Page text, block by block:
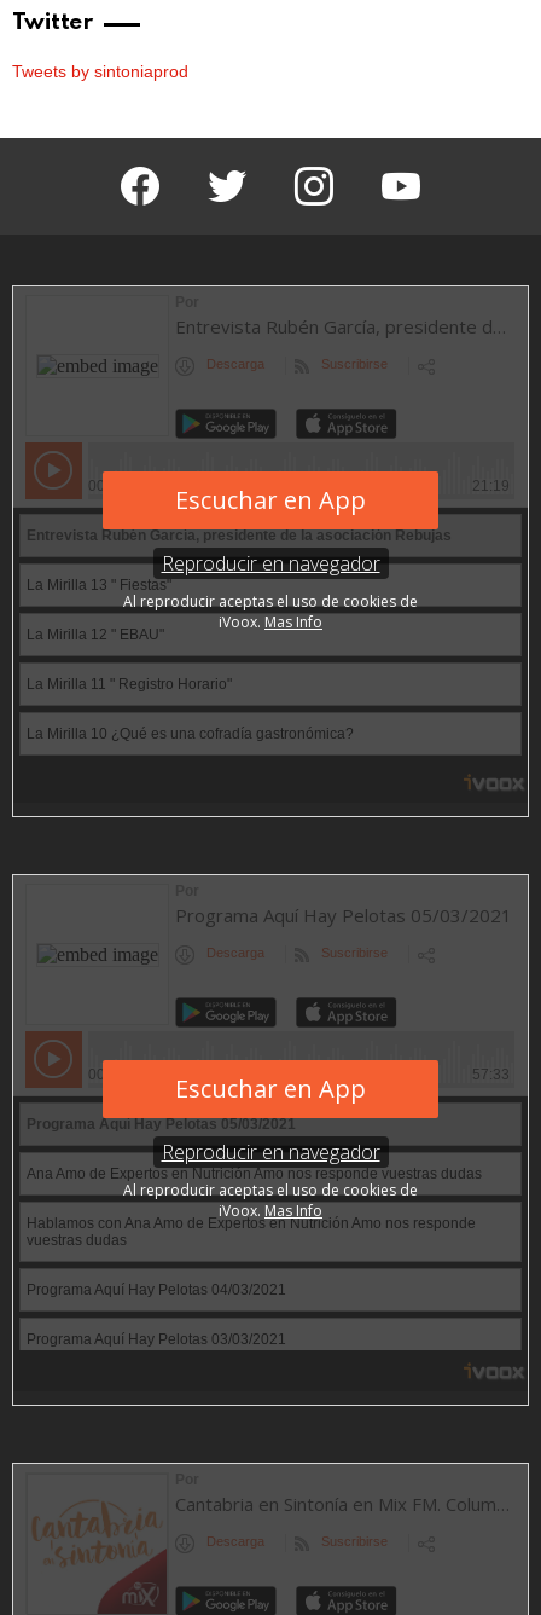
Twitter
Tweets by sintoniaprod
facebook twitter instagram youtube